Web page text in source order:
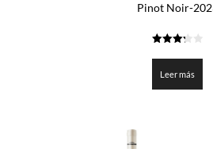
Pinot Noir-
Leer más